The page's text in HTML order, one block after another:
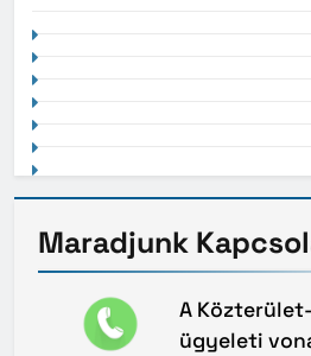
Maradjunk
A
ügyeleti